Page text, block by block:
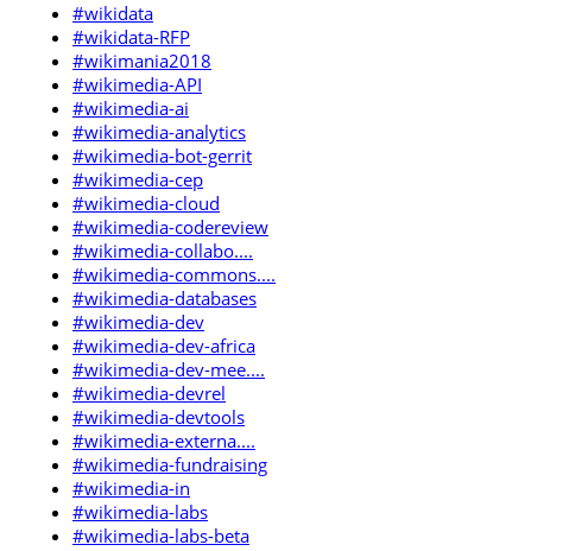
#wikidata
#wikidata-RFP
#wikimania2018
#wikimedia-API
#wikimedia-ai
#wikimedia-analytics
#wikimedia-bot-gerrit
#wikimedia-cep
#wikimedia-cloud
#wikimedia-codereview
#wikimedia-collabo....
#wikimedia-commons....
#wikimedia-databases
#wikimedia-dev
#wikimedia-dev-africa
#wikimedia-dev-mee....
#wikimedia-devrel
#wikimedia-devtools
#wikimedia-externa....
#wikimedia-fundraising
#wikimedia-in
#wikimedia-labs
#wikimedia-labs-beta